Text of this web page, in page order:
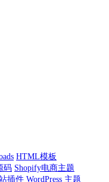
HTML模板
码 Shopify电商主题
插件 WordPress 主题